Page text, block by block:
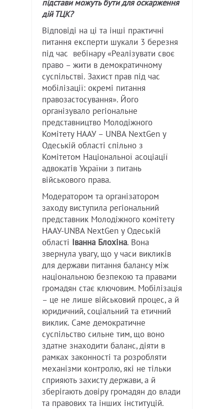
підстави можуть бути для оскарження
дій ТЦК?
Відповіді на ці та інші практичні
питання експерти шукали 3 березня
під час вебінару «Реалізувати своє
право – жити в демократичному
суспільстві. Захист прав під час
мобілізації: окремі питання
правозастосування». Його
організувало регіональне
представництво Молодіжного
Комітету НААУ – UNBA NextGen у
Одеській області спільно з
Комітетом Національної асоціації
адвокатів України з питань
військового права.
Модератором та організатором
заходу виступила регіональний
представник Молодіжного комітету
НААУ-UNBA NextGen у Одеській
області Іванна Блохіна. Вона
звернула увагу, що у часи викликів
для держави питання балансу між
національною безпекою та правами
громадян стає ключовим. Мобілізація
– це не лише військовий процес, а й
юридичний, соціальний та етичний
виклик. Саме демократичне
суспільство сильне тим, що воно
здатне знаходити баланс, діяти в
рамках законності та розробляти
механізми контролю, які не тільки
сприяють захисту держави, а й
зберігають довіру громадян до влади
та правових та інших інституцій.